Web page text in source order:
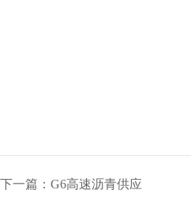
下一篇：G6高速沥青供应